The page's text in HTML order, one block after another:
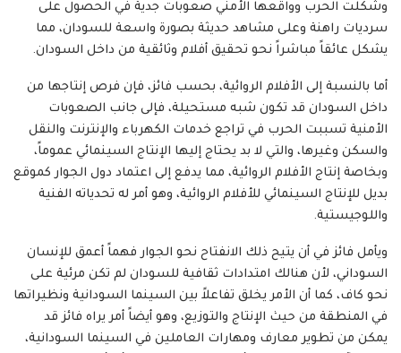
وشكلت الحرب وواقعها الأمني صعوبات جدية في الحصول على
سرديات راهنة وعلى مشاهد حديثة بصورة واسعة للسودان، مما
يشكل عائقاً مباشراً نحو تحقيق أفلام وثائقية من داخل السودان.
أما بالنسبة إلى الأفلام الروائية، بحسب فائز، فإن فرص إنتاجها من
داخل السودان قد تكون شبه مستحيلة، فإلى جانب الصعوبات
الأمنية تسببت الحرب في تراجع خدمات الكهرباء والإنترنت والنقل
والسكن وغيرها، والتي لا بد يحتاج إليها الإنتاج السينمائي عموماً،
وبخاصة إنتاج الأفلام الروائية، مما يدفع إلى اعتماد دول الجوار كموقع
بديل للإنتاج السينمائي للأفلام الروائية، وهو أمر له تحدياته الفنية
واللوجيستية.
ويأمل فائز في أن يتيح ذلك الانفتاح نحو الجوار فهماً أعمق للإنسان
السوداني، لأن هنالك امتدادات ثقافية للسودان لم تكن مرئية على
نحو كاف، كما أن الأمر يخلق تفاعلاً بين السينما السودانية ونظيراتها
في المنطقة من حيث الإنتاج والتوزيع، وهو أيضاً أمر يراه فائز قد
يمكن من تطوير معارف ومهارات العاملين في السينما السودانية،